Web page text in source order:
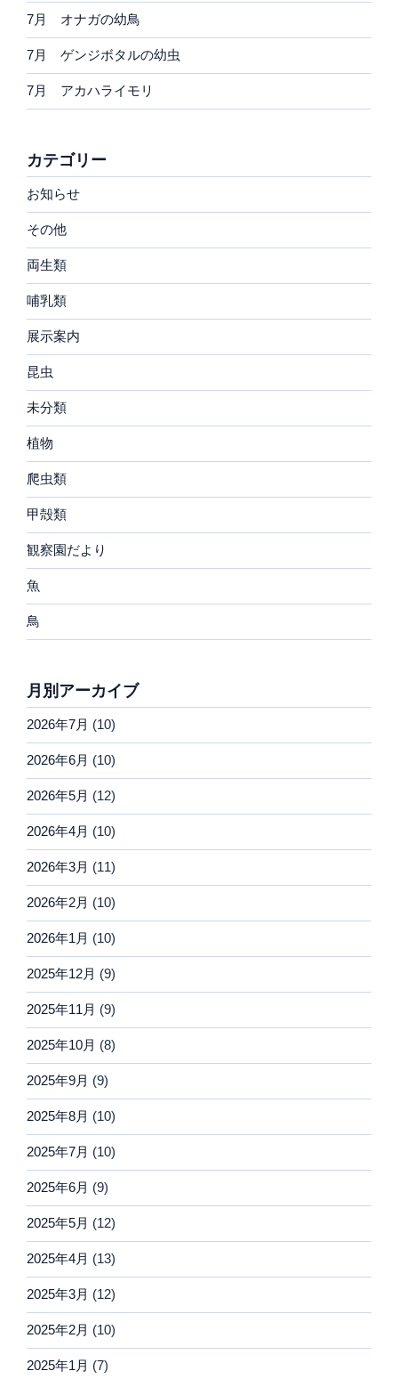
7月 オナガの幼鳥
7月 ゲンジボタルの幼虫
7月 アカハライモリ
カテゴリー
お知らせ
その他
両生類
哺乳類
展示案内
昆虫
未分類
植物
爬虫類
甲殻類
観察園だより
魚
鳥
月別アーカイブ
2026年7月 (10)
2026年6月 (10)
2026年5月 (12)
2026年4月 (10)
2026年3月 (11)
2026年2月 (10)
2026年1月 (10)
2025年12月 (9)
2025年11月 (9)
2025年10月 (8)
2025年9月 (9)
2025年8月 (10)
2025年7月 (10)
2025年6月 (9)
2025年5月 (12)
2025年4月 (13)
2025年3月 (12)
2025年2月 (10)
2025年1月 (7)